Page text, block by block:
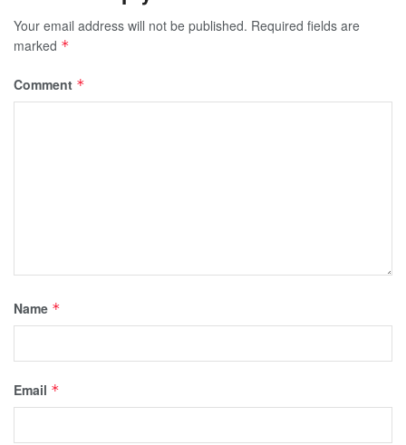
Your email address will not be published. Required fields are
marked *
Comment *
Name *
Email *